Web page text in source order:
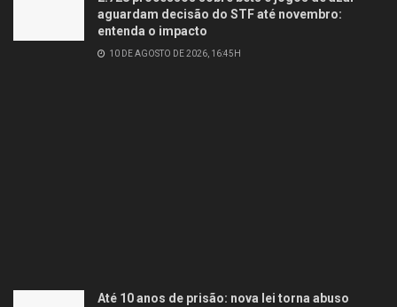
aguardam decisão do STF até novembro:
entenda o impacto
10 DE AGOSTO DE 2026, 16:45H
Até 10 anos de prisão: nova lei torna abuso